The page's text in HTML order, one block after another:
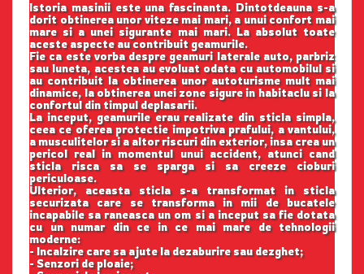
Istoria masinii este una fascinanta. Dintotdeauna s-a
dorit obtinerea unor viteze mai mari, a unui confort mai
mare si a unei sigurante mai mari. La absolut toate
aceste aspecte au contribuit geamurile.
Fie ca este vorba despre geamuri laterale auto, parbriz
sau luneta, acestea au evoluat odata cu automobilul si
au contribuit la obtinerea unor autoturisme mult mai
dinamice, la obtinerea unei zone sigure in habitaclu si la
confortul din timpul deplasarii.
La inceput, geamurile erau realizate din sticla simpla,
ceea ce oferea protectie impotriva prafului, a vantului,
a musculitelor si a altor riscuri din exterior, insa crea un
pericol real in momentul unui accident, atunci cand
sticla risca sa se sparga si sa creeze cioburi
periculoase.
Ulterior, aceasta sticla s-a transformat in sticla
securizata care se transforma in mii de bucatele
incapabile sa raneasca un om si a inceput sa fie dotata
cu un numar din ce in ce mai mare de tehnologii
moderne:
- Incalzire care sa ajute la dezaburire sau dezghet;
- Senzori de ploaie;